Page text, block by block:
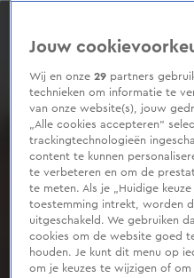
0
seconds
Jouw
Wij en onze29 partners
technieken om informatie te
van onze website(s), jouw
„Alle cookies accepteren”
trackingtechnologieën
content te kunnen
te verbeteren en om de
te meten. Als je „Huidige
toestemming intrekt, worden
uitgeschakeld. We gebruiken
cookies om de website goed
houden. Je kunt dit menu op
om je keuzes te wijzigen of